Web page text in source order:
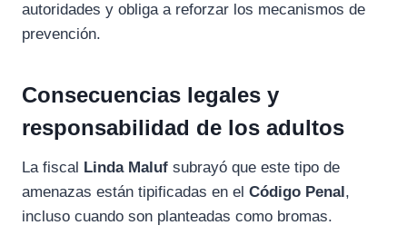
autoridades y obliga a reforzar los mecanismos de
prevención.
Consecuencias legales y
responsabilidad de los adultos
La fiscal Linda Maluf subrayó que este tipo de
amenazas están tipificadas en el Código Penal,
incluso cuando son planteadas como bromas.